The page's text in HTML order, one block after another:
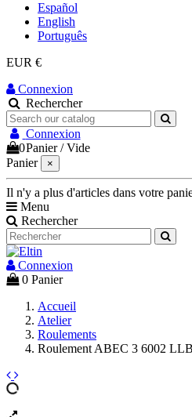
Español
English
Português
EUR €
Connexion
Rechercher
Connexion
0Panier /Vide
Panier
×
Il n'y a plus d'articles dans votre
Menu
Rechercher
Connexion
0 Panier
Accueil
Atelier
Roulements
Roulement ABEC 3 6002